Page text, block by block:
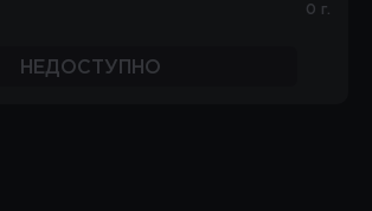
0 г.
НЕДОСТУПНО